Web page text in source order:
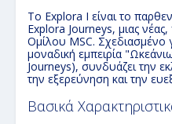
Το Explora I είναι το
Explora Journeys, μιας
Ομίλου MSC. Σχεδιασμένο
μοναδική εμπειρία
Journeys), συνδυάζει την
την εξερεύνηση και την
Βασικά